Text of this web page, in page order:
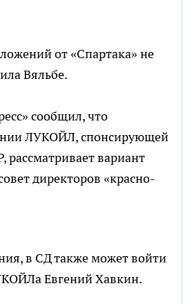
от «Спартака» не
Вяльбе.
сообщил, что
ЛУКОЙЛ, спонсирующей
рассматривает вариант
директоров «красно-
в СД также может войти
Евгений Хавкин.